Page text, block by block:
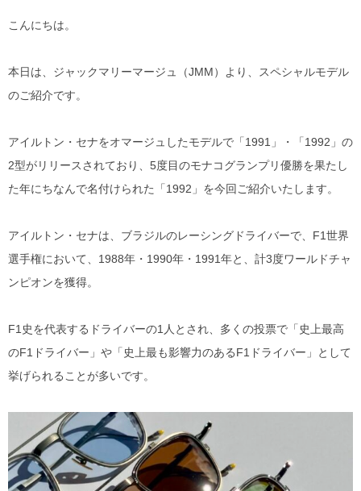
こんにちは。
本日は、ジャックマリーマージュ（JMM）より、スペシャルモデル
のご紹介です。
アイルトン・セナをオマージュしたモデルで「1991」・「1992」の
2型がリリースされており、5度目のモナコグランプリ優勝を果たし
た年にちなんで名付けられた「1992」を今回ご紹介いたします。
アイルトン・セナは、ブラジルのレーシングドライバーで、F1世界
選手権において、1988年・1990年・1991年と、計3度ワールドチャ
ンピオンを獲得。
F1史を代表するドライバーの1人とされ、多くの投票で「史上最高
のF1ドライバー」や「史上最も影響力のあるF1ドライバー」として
挙げられることが多いです。
chrome hearts
CHANEL
EYEVAN
EYEVAN7285
E5 eyevan
JACQUES MARIE MAGE
LINDBERG